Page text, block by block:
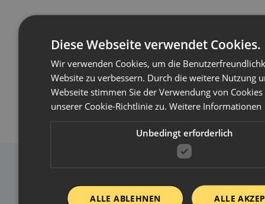
Diese Webseite verwendet Cookies.
Wir verwenden Cookies, um die
Website zu verbessern. Durch die weitere Nutzung
Webseite stimmen Sie der Verwendung von
unserer Cookie-Richtlinie zu.Weitere Informationen
Unbedingt erforderlich
ALLE
ALLE ABLEHNEN